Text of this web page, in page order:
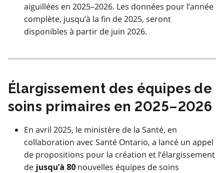
aiguillées en 2025–2026. Les données pour l’année
complète, jusqu’à la fin de 2025, seront
disponibles à partir de juin 2026.
Élargissement des équipes de
soins primaires en 2025–2026
En avril 2025, le ministère de la Santé, en
collaboration avec Santé Ontario, a lancé un appel
de propositions pour la création et l’élargissement
de jusqu’à 80 nouvelles équipes de soins